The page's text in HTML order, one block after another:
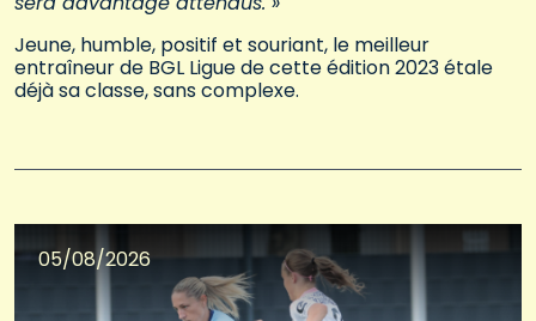
Jeune, humble, positif et souriant, le meilleur
entraîneur de BGL Ligue de cette édition 2023 étale
déjà sa classe, sans complexe.
05/08/2026